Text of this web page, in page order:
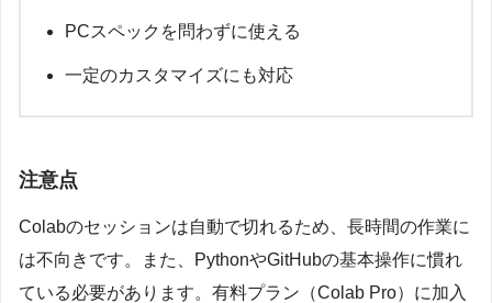
PCスペックを問わずに使える
一定のカスタマイズにも対応
注意点
Colabのセッションは自動で切れるため、長時間の作業に
は不向きです。また、PythonやGitHubの基本操作に慣れ
ている必要があります。有料プラン（Colab Pro）に加入